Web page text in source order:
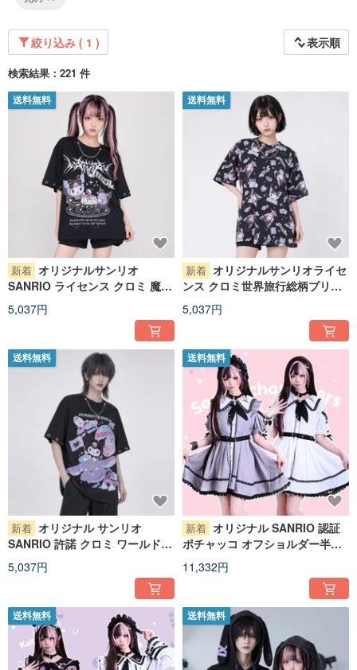
絞り込み ( 1 ) 表示順
検索結果：221 件
送料無料
新着 オリジナルサンリオ
SANRIO ライセンス クロミ 魔女
占い バク ユニセックス ネックレ
ス 半袖 T シャツ JJ5103
5,037円
送料無料
新着 オリジナルサンリオライセ
ンス クロミ世界旅行総柄プリン
トネックレス半袖 T シャツ
JJ5102
5,037円
送料無料
新着 オリジナル サンリオ
SANRIO 許諾 クロミ ワールド計
画 バク ユニセックス ネックレス
半袖 T シャツ JJ5101
5,037円
送料無料
新着 オリジナル SANRIO 認証
ポチャッコ オフショルダー半袖
リボンセーラー服ショートパン
ツセット JJ5100
11,332円
送料無料 送料無料